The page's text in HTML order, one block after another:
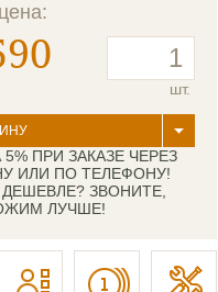
шт.
ПРИ ЗАКАЗЕ ЧЕРЕЗ
ИЛИ ПО ТЕЛЕФОНУ!
ЗВОНИТЕ,
ЛУЧШЕ!